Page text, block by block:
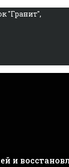
"Гранит",
и